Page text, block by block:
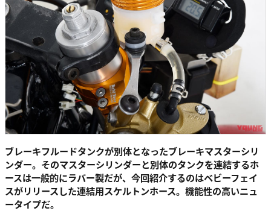
ブレーキフルードタンクが別体となったブレーキマスターシリ
ンダー。そのマスターシリンダーと別体のタンクを連結するホ
ースは一般的にラバー製だが、今回紹介するのはベビーフェイ
スがリリースした連結用スケルトンホース。機能性の高いニュ
ータイプだ。